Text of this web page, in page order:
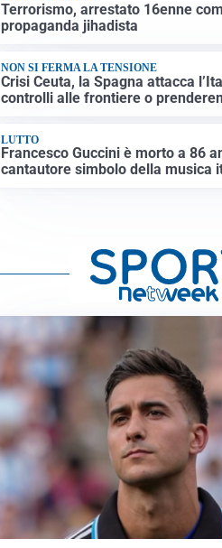
Terrorismo, arrestato 16enne
propaganda jihadista
NON SI FERMA LA TENSIONE
Crisi Ceuta, la Spagna attacca
controlli alle frontiere o
LUTTO
Francesco Guccini è morto a 86
cantautore simbolo della musica